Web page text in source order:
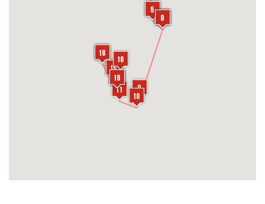
deze wijk observeert u ambachtslieden en
straatverkopers die druk bezig zijn met hun
dagelijkse werkzaamheden. Uiteraard mag ook
een bezoek aan de bekende
treinstraat
ontbreken, waar winkeltjes en cafés pal langs het
spoor liggen en meerdere keren per dag de trein
nog vlak langs de terrassen rijdt.